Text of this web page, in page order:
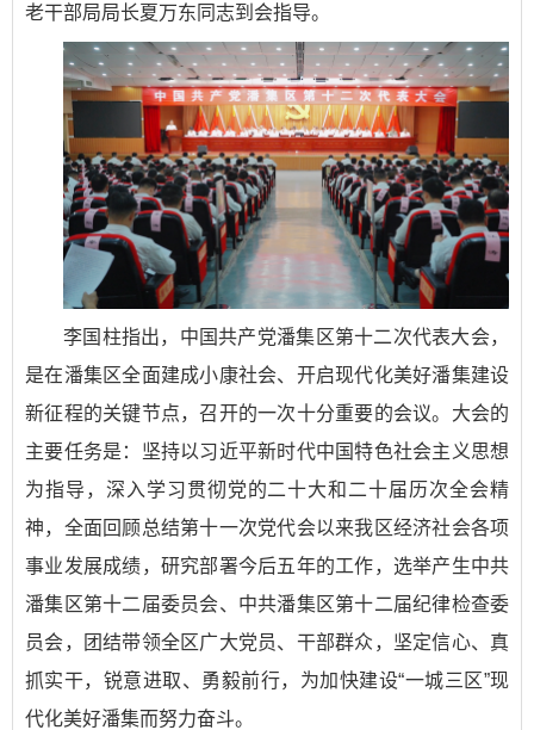
老干部局局长夏万东同志到会指导。
李国柱指出，中国共产党潘集区第十二次代表大会，
是在潘集区全面建成小康社会、开启现代化美好潘集建设
新征程的关键节点，召开的一次十分重要的会议。大会的
主要任务是：坚持以习近平新时代中国特色社会主义思想
为指导，深入学习贯彻党的二十大和二十届历次全会精
神，全面回顾总结第十一次党代会以来我区经济社会各项
事业发展成绩，研究部署今后五年的工作，选举产生中共
潘集区第十二届委员会、中共潘集区第十二届纪律检查委
员会，团结带领全区广大党员、干部群众，坚定信心、真
抓实干，锐意进取、勇毅前行，为加快建设“一城三区”现
代化美好潘集而努力奋斗。